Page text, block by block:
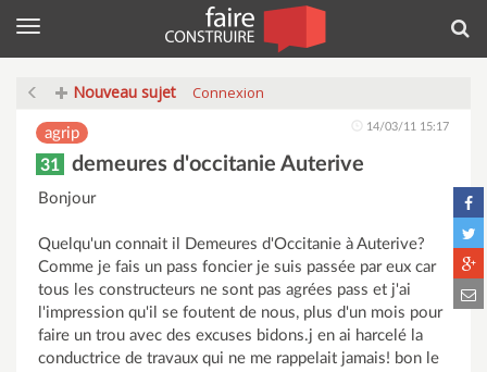
Menu
Nouveau sujet Connexion
agrip 14/03/11 15:17
31 demeures d'occitanie Auterive
Bonjour
Quelqu'un connait il Demeures d'Occitanie à Auterive?
Comme je fais un pass foncier je suis passée par eux car
tous les constructeurs ne sont pas agrées pass et j'ai
l'impression qu'il se foutent de nous, plus d'un mois pour
faire un trou avec des excuses bidons.j en ai harcelé la
conductrice de travaux qui ne me rappelait jamais! bon le